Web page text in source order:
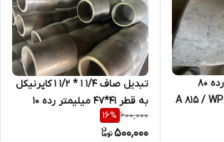
زانو 16 اینچ 90 درجه رده 80
درزدار از جنس 4541 A 815 / WP
تبدیل صاف 1/4 1 * 1/2 1 کاپرنیکل
به قطر 41*47 میلیمتر رده 10
600,000
16%
500,000